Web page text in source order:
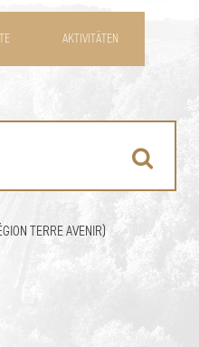
AKTIVITÄTEN
TERRE AVENIR)